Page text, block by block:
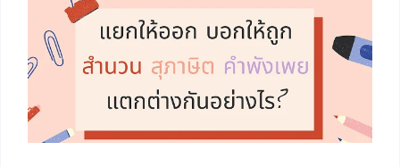
กรองออกมาจนได้คำที่สละสลวย รวมใจความยาว ๆ ให้สั้นลง
ทำให้เราไม่ต้องพูดอะไรให้ยืดยาวอีกต่อไป บทเรียนในวันนี้
จะพาน้อง ๆ ไปทบทวนความรู้เรื่อง สำนวนไทย รวมถึง
ตัวอย่างสำนวนน่ารู้ในชีวิตประจำวันเพิ่มเติมด้วยค่ะ จะมี
อะไรบ้างนั้น ไปดูกันเลย ความหมายและลักษณะของ
สำนวนไทย สำนวน หมายถึง ถ้อยคำหรือสำนวนพูดหรือ
เขียนที่มีความหมายไม่ตรงกับรากศัพท์หรือตรงไปตรงมาตาม
พจนานุกรม แต่เป็นถ้อยคำที่มีความหมายเป็นอย่างอื่น